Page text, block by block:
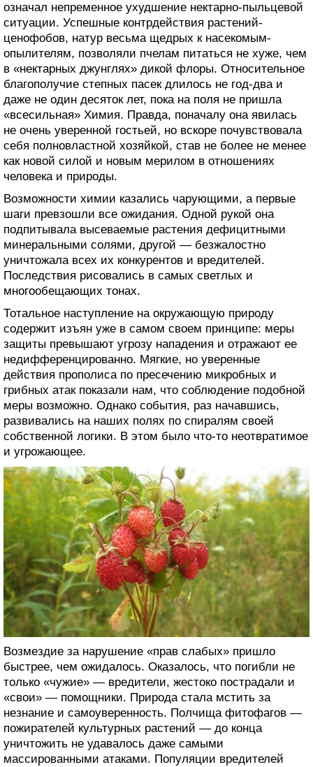
означал непременное ухудшение нектарно-пыльцевой
ситуации. Успешные контрдействия растений-
ценофобов, натур весьма щедрых к насекомым-
опылителям, позволяли пчелам питаться не хуже, чем
в «нектарных джунглях» дикой флоры. Относительное
благополучие степных пасек длилось не год-два и
даже не один десяток лет, пока на поля не пришла
«всесильная» Химия. Правда, поначалу она явилась
не очень уверенной гостьей, но вскоре почувствовала
себя полновластной хозяйкой, став не более не менее
как новой силой и новым мерилом в отношениях
человека и природы.
Возможности химии казались чарующими, а первые
шаги превзошли все ожидания. Одной рукой она
подпитывала высеваемые растения дефицитными
минеральными солями, другой — безжалостно
уничтожала всех их конкурентов и вредителей.
Последствия рисовались в самых светлых и
многообещающих тонах.
Тотальное наступление на окружающую природу
содержит изъян уже в самом своем принципе: меры
защиты превышают угрозу нападения и отражают ее
недифференцированно. Мягкие, но уверенные
действия прополиса по пресечению микробных и
грибных атак показали нам, что соблюдение подобной
меры возможно. Однако события, раз начавшись,
развивались на наших полях по спиралям своей
собственной логики. В этом было что-то неотвратимое
и угрожающее.
Возмездие за нарушение «прав слабых» пришло
быстрее, чем ожидалось. Оказалось, что погибли не
только «чужие» — вредители, жестоко пострадали и
«свои» — помощники. Природа стала мстить за
незнание и самоуверенность. Полчища фитофагов —
пожирателей культурных растений — до конца
уничтожить не удавалось даже самыми
массированными атаками. Популяции вредителей